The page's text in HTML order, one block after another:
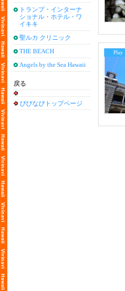
トランプ・インターナ
ショナル・ホテル・ワ
イキキ
聖ルカ クリニック
THE BEACH
Angels by the Sea Hawaii
戻る
びびなびトップページ
Play